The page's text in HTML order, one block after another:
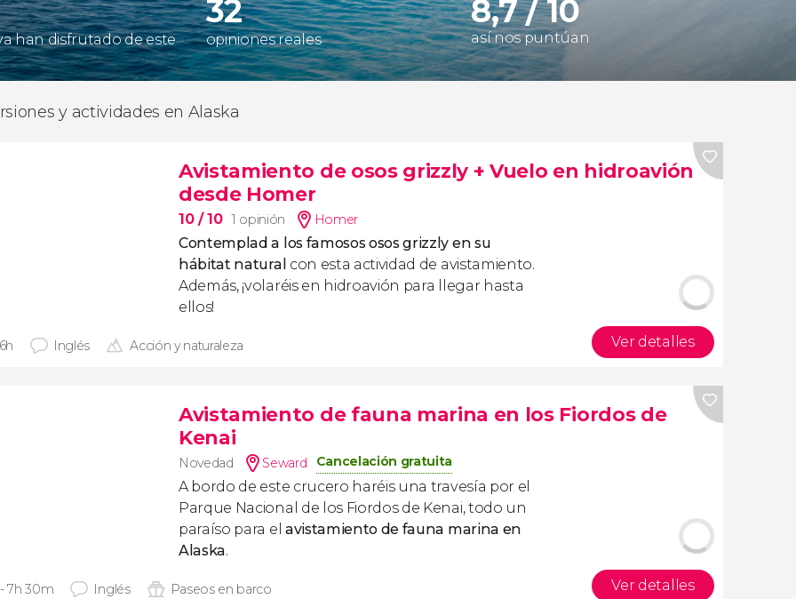
han disfrutado de este
32
opiniones reales
8,7 / 10
así nos puntúan
y actividades en Alaska
Avistamiento de osos grizzly + Vuelo en hidroavión
desde Homer
10/ 10 1 opinión Homer
Contemplad a los famosos osos grizzly en su
hábitat natural con esta actividad de avistamiento.
Además, ¡volaréis en hidroavión para llegar hasta
ellos!
Inglés Acción y naturaleza Ver detalles
Avistamiento de fauna marina en los Fiordos de
Kenai
Novedad Seward Cancelación gratuita
A bordo de este crucero haréis una travesía por el
Parque Nacional de los Fiordos de Kenai, todo un
paraíso para el avistamiento de fauna marina en
Alaska.
7h 30m Inglés Paseos en barco Ver detalles